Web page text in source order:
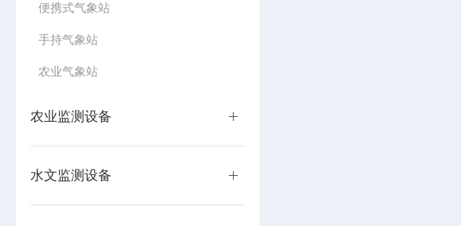
便携式气象站
手持气象站
农业气象站
农业监测设备
水文监测设备